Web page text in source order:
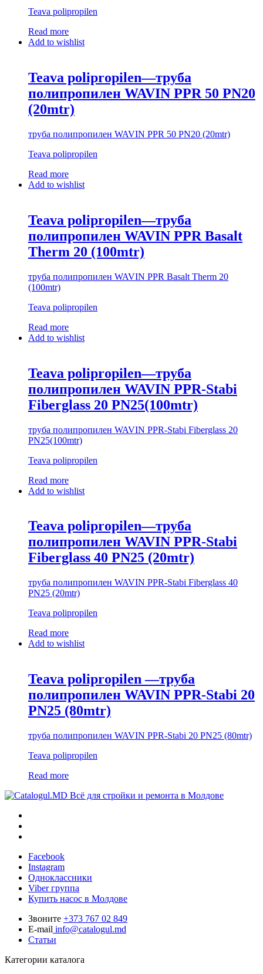
Teava polipropilen
Read more
Add to wishlist
Teava polipropilen—труба
полипропилен WAVIN PPR 50 PN20
(20mtr)
труба полипропилен WAVIN PPR 50 PN20 (20mtr)
Teava polipropilen
Read more
Add to wishlist
Teava polipropilen—труба
полипропилен WAVIN PPR Basalt
Therm 20 (100mtr)
труба полипропилен WAVIN PPR Basalt Therm 20
(100mtr)
Teava polipropilen
Read more
Add to wishlist
Teava polipropilen—труба
полипропилен WAVIN PPR-Stabi
Fiberglass 20 PN25(100mtr)
труба полипропилен WAVIN PPR-Stabi Fiberglass 20
PN25(100mtr)
Teava polipropilen
Read more
Add to wishlist
Teava polipropilen—труба
полипропилен WAVIN PPR-Stabi
Fiberglass 40 PN25 (20mtr)
труба полипропилен WAVIN PPR-Stabi Fiberglass 40
PN25 (20mtr)
Teava polipropilen
Read more
Add to wishlist
Teava polipropilen —труба
полипропилен WAVIN PPR-Stabi 20
PN25 (80mtr)
труба полипропилен WAVIN PPR-Stabi 20 PN25 (80mtr)
Teava polipropilen
Read more
Всё для стройки и ремонта в Молдове
Facebook
Instagram
Одноклассники
Viber группа
Купить насос в Молдове
Звоните +373 767 02 849
E-mail info@catalogul.md
Статьи
Категории каталога